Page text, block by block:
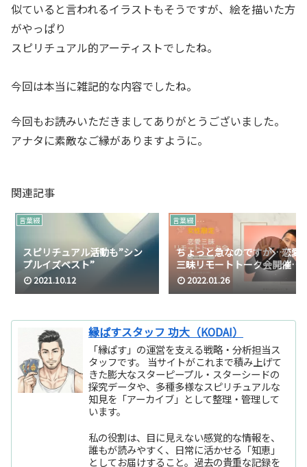
似ていると言われるイラストもそうですが、絵を描いた方
がやっぱり
スピリチュアル的アーティストでしたね。
今回は本当に雑記的な内容でしたね。
今回もお読みいただきましてありがとうございました。
アナタに素敵なご縁がありますように。
関連記事
言葉綴
スピリチュアル活動も”シン
プルイズベスト”
2021.10.12
言葉綴
ちょっと急なのですが…恋愛
三昧リモートトーク会開催し
ます2022.01.26
縁ぱすスタッフ 功大（KODAI）
「縁ぱす」の運営を支える戦略・分析担当ス
タッフです。 当サイトがこれまで積み上げて
きた膨大なスターピープル・スターシードの
探究データや、多種多様なスピリチュアルな
知見を「アーカイブ」として整理・管理して
います。
私の役割は、目に見えない感覚的な情報を、
誰もが読みやすく、日常に活かせる「知恵」
としてお届けすること。過去の貴重な記録を